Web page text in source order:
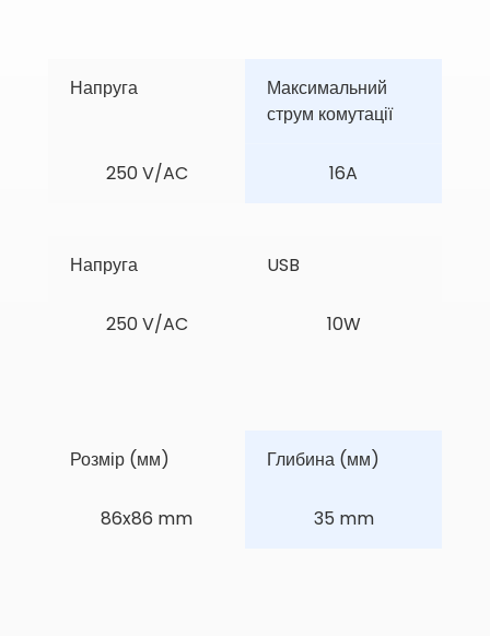
Напруга
Максимальний
струм комутації
250 V/AC 16A
Напруга USB
250 V/AC 10W
Розмір (мм) Глибина (мм)
86x86 mm 35 mm